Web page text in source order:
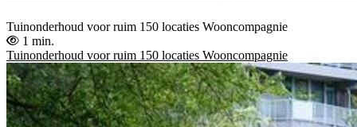
Tuinonderhoud voor ruim 150 locaties Wooncompagnie
1 min.
Tuinonderhoud voor ruim 150 locaties Wooncompagnie